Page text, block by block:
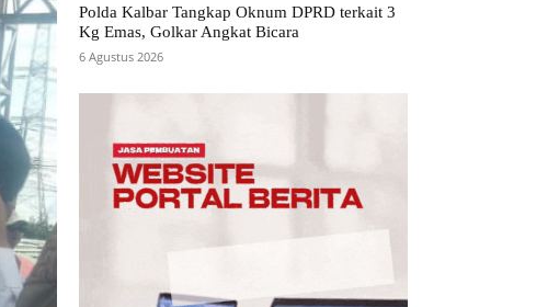
Polda Kalbar Tangkap Oknum DPRD terkait 3
Kg Emas, Golkar Angkat Bicara
6 Agustus 2026